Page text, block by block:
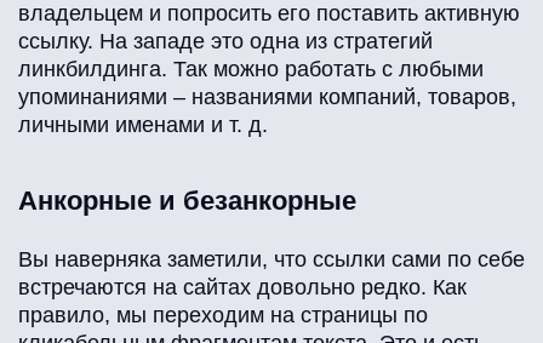
владельцем и попросить его поставить активную
ссылку. На западе это одна из стратегий
линкбилдинга. Так можно работать с любыми
упоминаниями – названиями компаний, товаров,
личными именами и т. д.
Анкорные и безанкорные
Вы наверняка заметили, что ссылки сами по себе
встречаются на сайтах довольно редко. Как
правило, мы переходим на страницы по